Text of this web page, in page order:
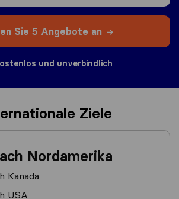
Sie 5 Angebote an
und unverbindlich
Ziele
Nordamerika
Kanada
USA